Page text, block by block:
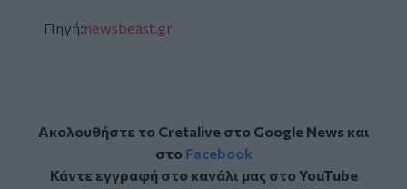
Πηγή:newsbeast.gr
Ακολουθήστε το Cretalive στο Google Newsκαι
στο Facebook
Κάντε εγγραφή στο κανάλι μας στοYouTube